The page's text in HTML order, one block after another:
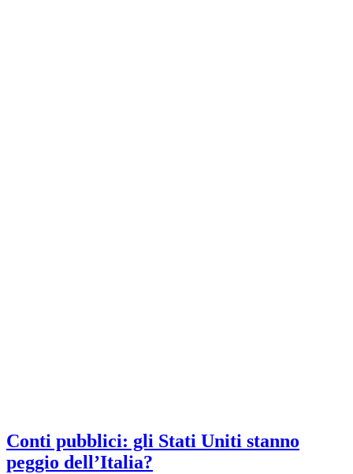
Conti pubblici: gli Stati Uniti stanno
peggio dell’Italia?